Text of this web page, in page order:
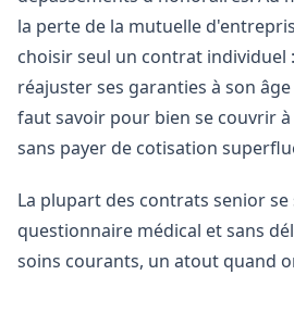
la perte de la mutuelle
choisir seul un contrat individuel
réajuster ses garanties à son
faut savoir pour bien se couvrir
sans payer de cotisation
La plupart des contrats senior
questionnaire médical et sans
soins courants, un atout quand